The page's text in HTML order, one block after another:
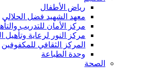
رياض الأطفال
معهد الشهيد فضل الحلالي
مركز الأمان للتدريب
مركز النور لرعاية وتأهيل
المركز الثقافي للمكفوفين
وحدة الطباعة
الصحة